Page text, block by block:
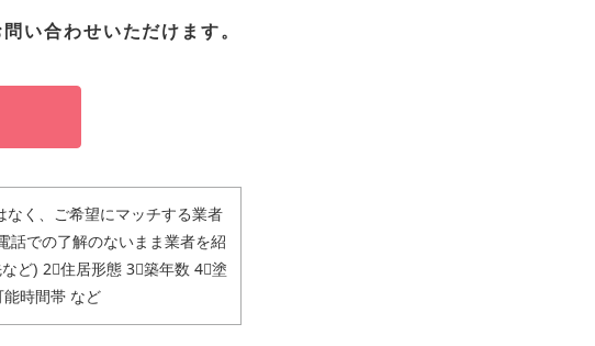
い合わせいただけます。
く、ご希望にマッチする業者
話での了解のないまま業者を紹
ど) 2⃣住居形態 3⃣築年数 4⃣塗
時間帯 など